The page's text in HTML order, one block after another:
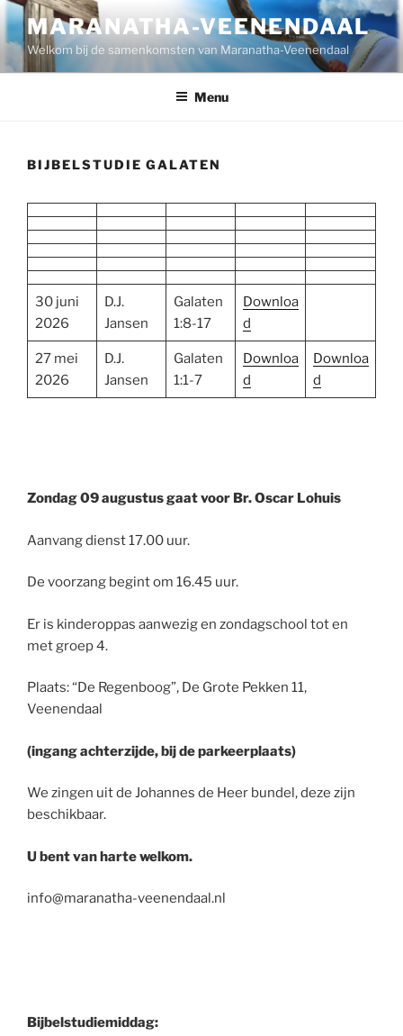
Ga
inhoud
MARANATHA-VEENENDAAL
Welkom bij de samenkomsten van Maranatha-Veenendaal
Menu
BIJBELSTUDIE GALATEN
30 juni
2026
D.J.
Jansen
Galaten
1:8-17
Downloa
d
27 mei
2026
D.J.
Jansen
Galaten
1:1-7
Downloa
d
Downloa
d
Zondag 09 augustus gaat voor Br. Oscar Lohuis
Aanvang dienst 17.00 uur.
De voorzang begint om 16.45 uur.
Er is kinderoppas aanwezig en zondagschool tot en
met groep 4.
Plaats: “De Regenboog”, De Grote Pekken 11,
Veenendaal
(ingang achterzijde, bij de parkeerplaats)
We zingen uit de Johannes de Heer bundel, deze zijn
beschikbaar.
U bent van harte welkom.
info@maranatha-veenendaal.nl
Bijbelstudiemiddag: